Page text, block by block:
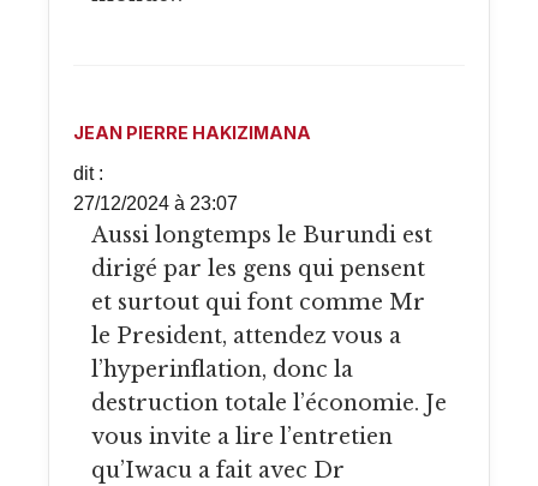
JEAN PIERRE HAKIZIMANA
dit :
27/12/2024 à 23:07
Aussi longtemps le Burundi est
dirigé par les gens qui pensent
et surtout qui font comme Mr
le President, attendez vous a
l’hyperinflation, donc la
destruction totale l’économie. Je
vous invite a lire l’entretien
qu’Iwacu a fait avec Dr